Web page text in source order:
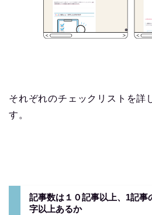
それぞれのチェックリストを詳
す。
記事数は１０記事以上、1記事
字以上あるか